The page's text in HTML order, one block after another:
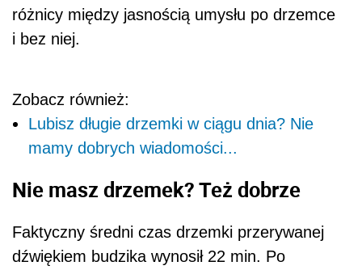
różnicy między jasnością umysłu po drzemce
i bez niej.
Zobacz również:
Lubisz długie drzemki w ciągu dnia? Nie
mamy dobrych wiadomości...
Nie masz drzemek? Też dobrze
Faktyczny średni czas drzemki przerywanej
dźwiękiem budzika wynosił 22 min. Po